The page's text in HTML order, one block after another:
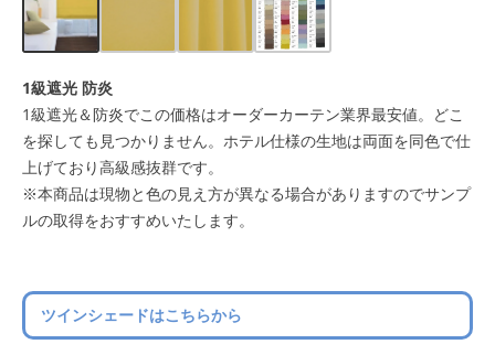
1級遮光 防炎
1級遮光＆防炎でこの価格はオーダーカーテン業界最安値。どこ
を探しても見つかりません。ホテル仕様の生地は両面を同色で仕
上げており高級感抜群です。
※本商品は現物と色の見え方が異なる場合がありますのでサンプ
ルの取得をおすすめいたします。
ツインシェードはこちらから